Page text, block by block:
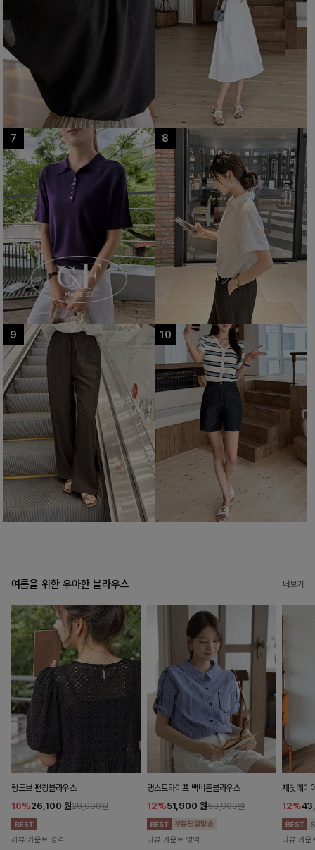
여름을 위한 우아한 블라우스 더보기
랑도브 펀칭블라우스
10%26,100 원28,900원
리뷰 카운트 영역
댕스트라이프 백버튼블라우스
12%51,900 원58,900원
리뷰 카운트 영역
제딧레이
12%
리뷰 카운